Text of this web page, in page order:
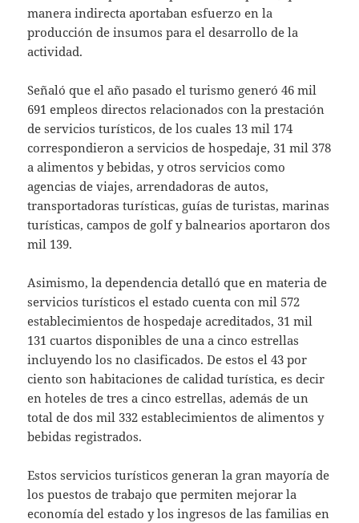
manera indirecta aportaban esfuerzo en la
producción de insumos para el desarrollo de la
actividad.
Señaló que el año pasado el turismo generó 46 mil
691 empleos directos relacionados con la prestación
de servicios turísticos, de los cuales 13 mil 174
correspondieron a servicios de hospedaje, 31 mil 378
a alimentos y bebidas, y otros servicios como
agencias de viajes, arrendadoras de autos,
transportadoras turísticas, guías de turistas, marinas
turísticas, campos de golf y balnearios aportaron dos
mil 139.
Asimismo, la dependencia detalló que en materia de
servicios turísticos el estado cuenta con mil 572
establecimientos de hospedaje acreditados, 31 mil
131 cuartos disponibles de una a cinco estrellas
incluyendo los no clasificados. De estos el 43 por
ciento son habitaciones de calidad turística, es decir
en hoteles de tres a cinco estrellas, además de un
total de dos mil 332 establecimientos de alimentos y
bebidas registrados.
Estos servicios turísticos generan la gran mayoría de
los puestos de trabajo que permiten mejorar la
economía del estado y los ingresos de las familias en